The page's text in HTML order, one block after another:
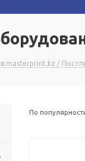
masterprint.kz /
По